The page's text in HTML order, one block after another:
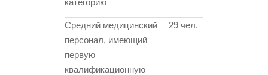
Средний медицинский
персонал, имеющий
первую
квалификационную
29 чел.